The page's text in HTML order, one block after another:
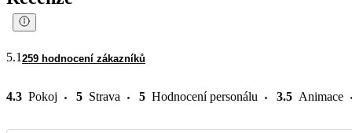
5.1 259 hodnocení zákazníků
4.3 Pokoj 5 Strava 5 Hodnocení personálu 3.5 Animace